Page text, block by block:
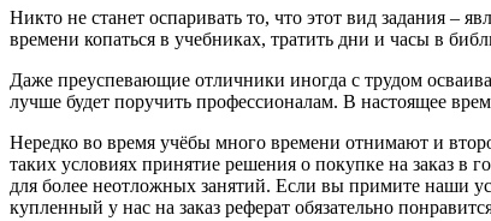
Никто не станет оспаривать то, что этот вид задания –
времени копаться в учебниках, тратить дни и часы в
Даже преуспевающие отличники иногда с трудом
лучше будет поручить профессионалам. В настоящее
Нередко во время учёбы много времени отнимают и
таких условиях принятие решения о покупке на заказ в
для более неотложных занятий. Если вы примите наши
купленный у нас на заказ реферат обязательно